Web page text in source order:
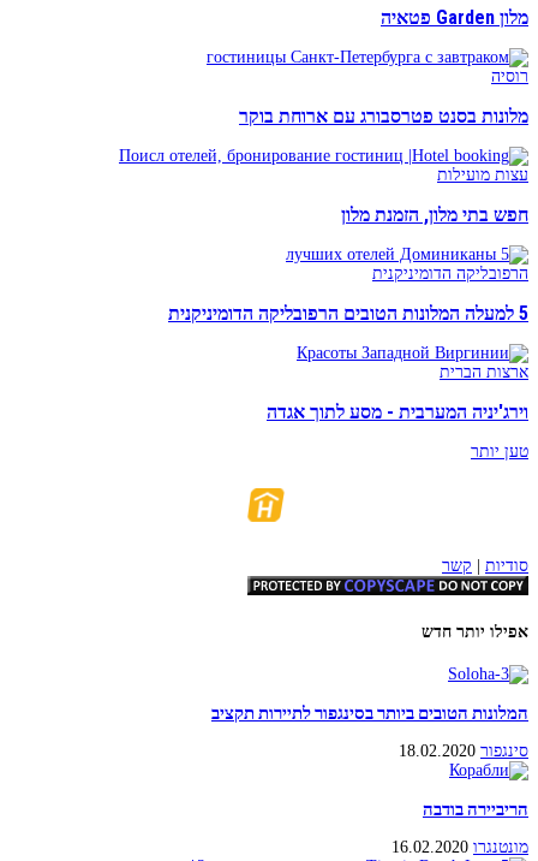
מלון Garden פטאיה
רוסיה
מלונות בסנט פטרסבורג עם ארוחת בוקר
עצות מועילות
חפש בתי מלון, הזמנת מלון
הרפובליקה הדומיניקנית
5 למעלה המלונות הטובים הרפובליקה הדומיניקנית
ארצות הברית
וירג'יניה המערבית - מסע לתוך אגדה
טען יותר
סודיות קשר
אפילו יותר חדש
המלונות הטובים ביותר בסינגפור לתיירות תקציב
סינגפור 18.02.2020
הריביירה בודבה
מונטנגרו 16.02.2020